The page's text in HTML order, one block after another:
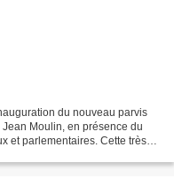
du nouveau parvis
Moulin, en présence du
et parlementaires. Cette très